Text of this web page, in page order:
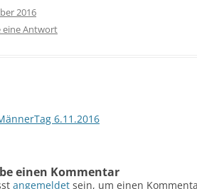
2016
eine Antwort
6.11.2016
einen Kommentar
angemeldet sein, um einen